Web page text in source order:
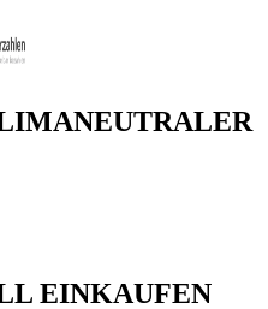
EINKAUFEN